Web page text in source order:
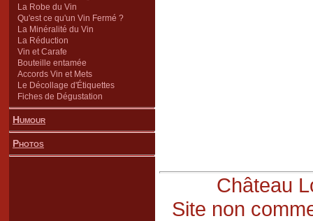
La Robe du Vin
Qu'est ce qu'un Vin Fermé ?
La Minéralité du Vin
La Réduction
Vin et Carafe
Bouteille entamée
Accords Vin et Mets
Le Décollage d'Étiquettes
Fiches de Dégustation
Humour
Photos
Château
Site non